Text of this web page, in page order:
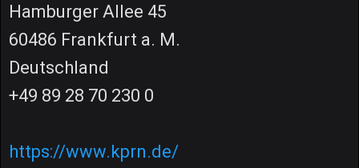
Hamburger Allee 45
60486 Frankfurt a. M.
Deutschland
+49 89 28 70 230 0
https://www.kprn.de/